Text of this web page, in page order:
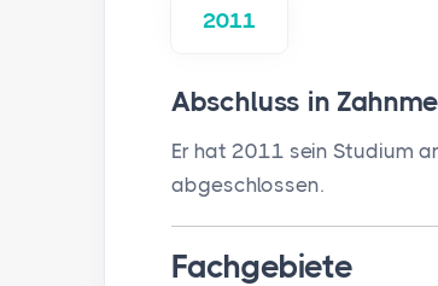
2011
Abschluss in
Er hat 2011 sein Studium
abgeschlossen.
Fachgebiete